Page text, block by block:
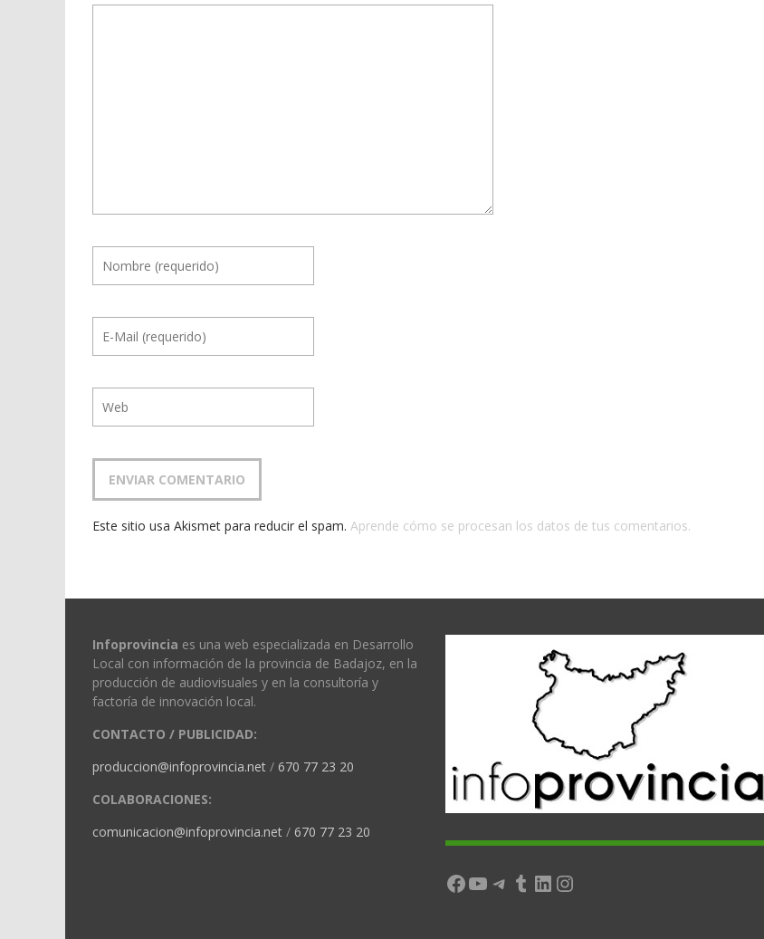
Este sitio usa Akismet para reducir el spam. Aprende cómo se procesan los datos de tus comentarios.
Infoprovincia es una web especializada en Desarrollo
Local con información de la provincia de Badajoz, en la
producción de audiovisuales y en la consultoría y
factoría de innovación local.
CONTACTO / PUBLICIDAD:
produccion@infoprovincia.net / 670 77 23 20
COLABORACIONES:
comunicacion@infoprovincia.net / 670 77 23 20
Facebook
YouTube
Telegram
Tumblr
LinkedIn
Instagram